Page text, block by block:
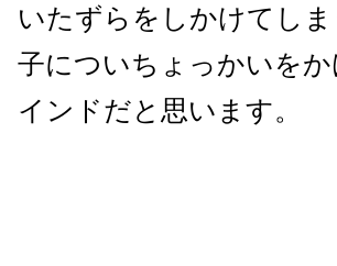
いたずらをしかけてし
子についちょっかいを
インドだと思います。